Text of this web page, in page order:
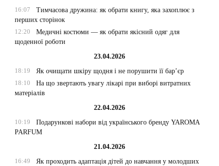
16:07
Тимчасова дружина: як обрати книгу, яка захоплює з
перших сторінок
12:20
Медичні костюми — як обрати якісний одяг для
щоденної роботи
23.04.2026
18:19
Як очищати шкіру щодня і не порушити її бар’єр
18:10
На що звертають увагу лікарі при виборі витратних
матеріалів
22.04.2026
10:19
Подарункові набори від українського бренду YAROMA
PARFUM
21.04.2026
16:49
Як проходить адаптація дітей до навчання у молодших